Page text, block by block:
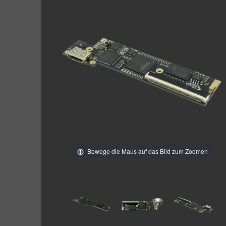
Bewege die Maus auf das Bild zum Zoomen